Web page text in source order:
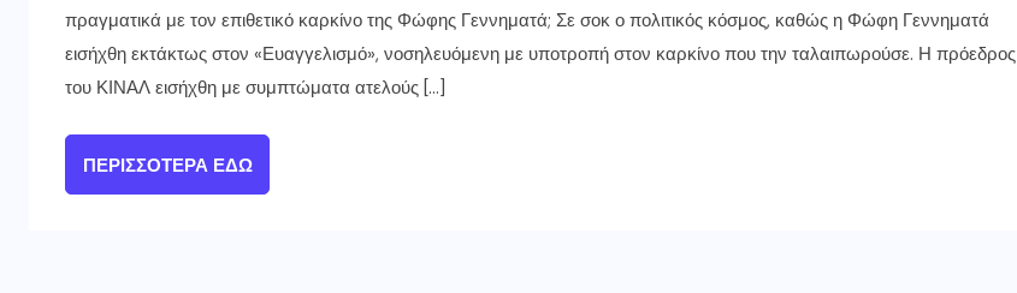
πραγματικά με τον επιθετικό καρκίνο της Φώφης Γεννηματά; Σε σοκ ο πολιτικός κόσμος, καθώς η Φώφη Γεννηματά
εισήχθη εκτάκτως στον «Ευαγγελισμό», νοσηλευόμενη με υποτροπή στον καρκίνο που την ταλαιπωρούσε. Η πρόεδρος
του ΚΙΝΑΛ εισήχθη με συμπτώματα ατελούς […]
ΠΕΡΙΣΣΌΤΕΡΑ ΕΔΏ